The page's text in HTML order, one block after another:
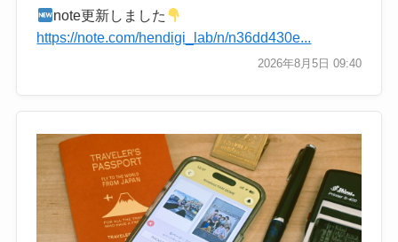
note更新しました
https://note.com/hendigi_lab/n/n36dd430e...
2026年8月5日 09:40